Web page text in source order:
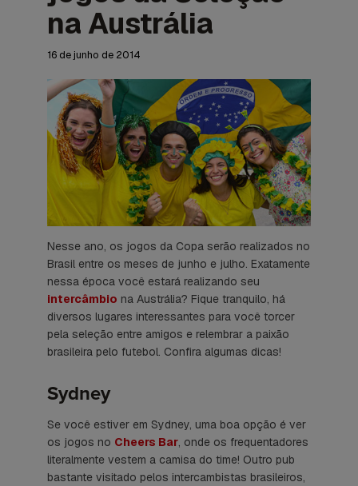
na Austrália
16 de junho de 2014
Nesse ano, os jogos da Copa serão realizados no
Brasil entre os meses de junho e julho. Exatamente
nessa época você estará realizando seu
intercâmbio na Austrália? Fique tranquilo, há
diversos lugares interessantes para você torcer
pela seleção entre amigos e relembrar a paixão
brasileira pelo futebol. Confira algumas dicas!
Sydney
Se você estiver em Sydney, uma boa opção é ver
os jogos no Cheers Bar , onde os frequentadores
literalmente vestem a camisa do time! Outro pub
bastante visitado pelos intercambistas brasileiros,